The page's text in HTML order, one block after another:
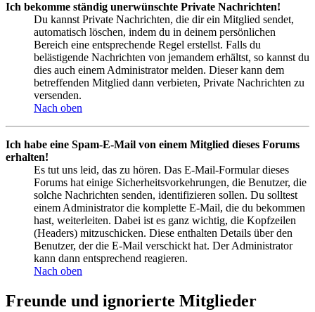
Ich bekomme ständig unerwünschte Private Nachrichten!
Du kannst Private Nachrichten, die dir ein Mitglied sendet,
automatisch löschen, indem du in deinem persönlichen
Bereich eine entsprechende Regel erstellst. Falls du
belästigende Nachrichten von jemandem erhältst, so kannst du
dies auch einem Administrator melden. Dieser kann dem
betreffenden Mitglied dann verbieten, Private Nachrichten zu
versenden.
Nach oben
Ich habe eine Spam-E-Mail von einem Mitglied dieses Forums
erhalten!
Es tut uns leid, das zu hören. Das E-Mail-Formular dieses
Forums hat einige Sicherheitsvorkehrungen, die Benutzer, die
solche Nachrichten senden, identifizieren sollen. Du solltest
einem Administrator die komplette E-Mail, die du bekommen
hast, weiterleiten. Dabei ist es ganz wichtig, die Kopfzeilen
(Headers) mitzuschicken. Diese enthalten Details über den
Benutzer, der die E-Mail verschickt hat. Der Administrator
kann dann entsprechend reagieren.
Nach oben
Freunde und ignorierte Mitglieder